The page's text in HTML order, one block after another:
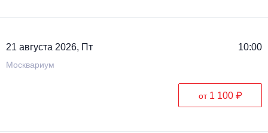
21 августа 2026, Пт 10:00
Москвариум
от 1 100 ₽